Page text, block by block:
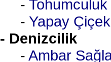
- Tohumculuk
- Yapay Çiçek
- Denizcilik
- Ambar